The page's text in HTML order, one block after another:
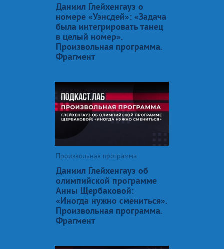
Даниил Глейхенгауз о
номере «Уэнсдей»: «Задача
была интегрировать танец
в целый номер».
Произвольная программа.
Фрагмент
Произвольная программа
Даниил Глейхенгауз об
олимпийской программе
Анны Щербаковой:
«Иногда нужно смениться».
Произвольная программа.
Фрагмент